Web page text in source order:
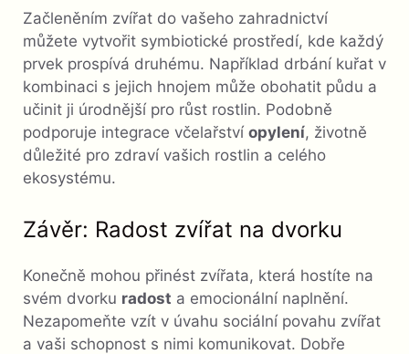
Začleněním zvířat do vašeho zahradnictví
můžete vytvořit symbiotické prostředí, kde každý
prvek prospívá druhému. Například drbání kuřat v
kombinaci s jejich hnojem může obohatit půdu a
učinit ji úrodnější pro růst rostlin. Podobně
podporuje integrace včelařství opylení, životně
důležité pro zdraví vašich rostlin a celého
ekosystému.
Závěr: Radost zvířat na dvorku
Konečně mohou přinést zvířata, která hostíte na
svém dvorku radost a emocionální naplnění.
Nezapomeňte vzít v úvahu sociální povahu zvířat
a vaši schopnost s nimi komunikovat. Dobře